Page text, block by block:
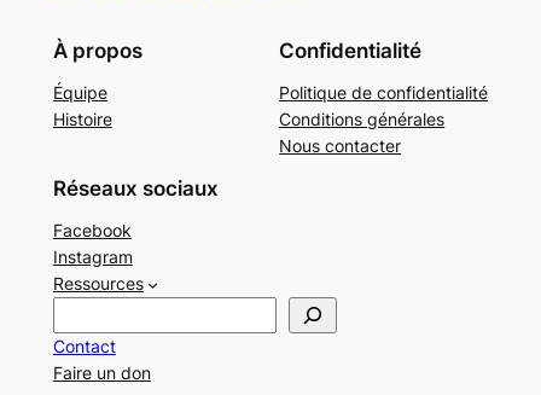
À propos
Équipe
Histoire
Confidentialité
Politique de confidentialité
Conditions générales
Nous contacter
Réseaux sociaux
Facebook
Instagram
Ressources
e
c
h
Contact
Faire un don